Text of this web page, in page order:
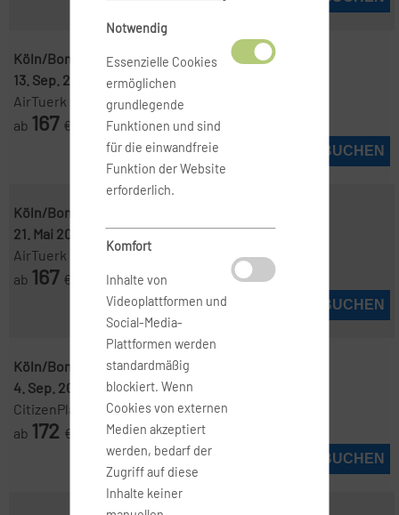
Köln/Bonn ( CGN )-Stockholm ( ARN )
13. Sep. 2026
20. Sep. 2026
AirTuerk
ab 167 €
JETZT BUCHEN
Köln/Bonn ( CGN )
21. Mai 2027
24. Mai 2027
AirTuerk
ab 167 €
JETZT BUCHEN
Köln/Bonn ( CGN )-Stockholm ( ARN )
4. Sep. 2026
25. Sep. 2026
CitizenPlane
ab 172 €
JETZT BUCHEN
Notwendig
Essenzielle Cookies
ermöglichen
grundlegende
Funktionen und sind
für die einwandfreie
Funktion der Website
erforderlich.
Komfort
Inhalte von
Videoplattformen und
Social-Media-
Plattformen werden
standardmäßig
blockiert. Wenn
Cookies von externen
Medien akzeptiert
werden, bedarf der
Zugriff auf diese
Inhalte keiner